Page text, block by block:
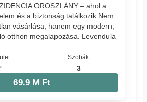
OROSZLÁNY – ahol a
és a biztonság találkozik Nem
vásárlása, hanem egy modern,
otthon megalapozása. Levendula
Szobák
3
69.9 M Ft